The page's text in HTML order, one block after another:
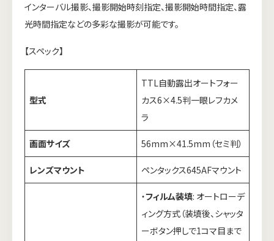
インターバル撮影、撮影開始時刻指定、撮影開始時間指定、露
光時間指定などの多彩な撮影が可能です。
【スペック】
型式
TTL自動露出オートフォー
カス6×4.5判一眼レフカメ
ラ
画面サイズ 56mm×41.5mm（セミ判）
レンズマウント ペンタックス645AFマウント
・フィルム装填: オートローデ
ィング方式（装填後、シャッタ
ーボタン押しで1コマ目まで